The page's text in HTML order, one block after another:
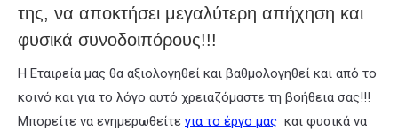
της, να αποκτήσει μεγαλύτερη απήχηση και
φυσικά συνοδοιπόρους!!!
Η Εταιρεία μας θα αξιολογηθεί και βαθμολογηθεί και από το
κοινό και για το λόγο αυτό χρειαζόμαστε τη βοήθεια σας!!!
Μπορείτε να ενημερωθείτε για το έργο μας και φυσικά να